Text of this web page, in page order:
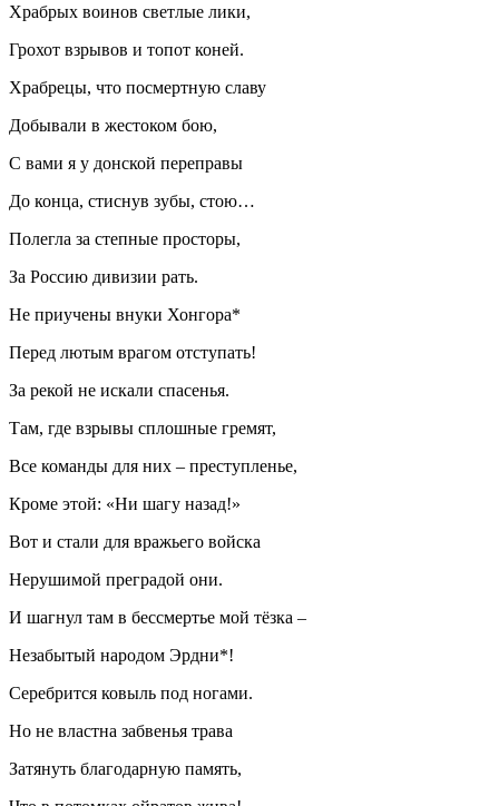
Храбрых воинов светлые лики,
Грохот взрывов и топот коней.
Храбрецы, что посмертную славу
Добывали в жестоком бою,
С вами я у донской переправы
До конца, стиснув зубы, стою…
Полегла за степные просторы,
За Россию дивизии рать.
Не приучены внуки Хонгора*
Перед лютым врагом отступать!
За рекой не искали спасенья.
Там, где взрывы сплошные гремят,
Все команды для них – преступленье,
Кроме этой: «Ни шагу назад!»
Вот и стали для вражьего войска
Нерушимой преградой они.
И шагнул там в бессмертье мой тёзка –
Незабытый народом Эрдни*!
Серебрится ковыль под ногами.
Но не властна забвенья трава
Затянуть благодарную память,